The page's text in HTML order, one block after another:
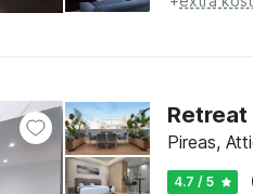
Pireas,
4.7 / 5